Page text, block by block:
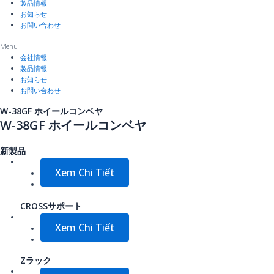
製品情報
お知らせ
お問い合わせ
Menu
会社情報
製品情報
お知らせ
お問い合わせ
W-38GF ホイールコンベヤ
W-38GF ホイールコンベヤ
新製品
Xem Chi Tiết
CROSSサポート
Xem Chi Tiết
Zラック